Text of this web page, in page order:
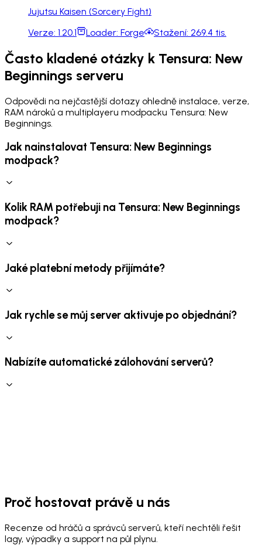
Jujutsu Kaisen (Sorcery Fight)
Verze: 1.20.1 Loader: Forge Stažení: 269.4 tis.
Často kladené otázky k Tensura: New
Beginnings serveru
Odpovědi na nejčastější dotazy ohledně instalace, verze,
RAM nároků a multiplayeru modpacku Tensura: New
Beginnings.
Jak nainstalovat Tensura: New Beginnings
modpack?
Kolik RAM potřebuji na Tensura: New Beginnings
modpack?
Jaké platební metody přijímáte?
Jak rychle se můj server aktivuje po objednání?
Nabízíte automatické zálohování serverů?
Proč hostovat právě u nás
Recenze od hráčů a správců serverů, kteří nechtěli řešit
lagy, výpadky a support na půl plynu.